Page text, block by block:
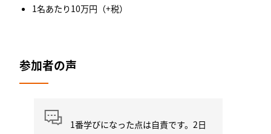
1名あたり10万円（+税）
参加者の声
1番学びになった点は自責です。2日